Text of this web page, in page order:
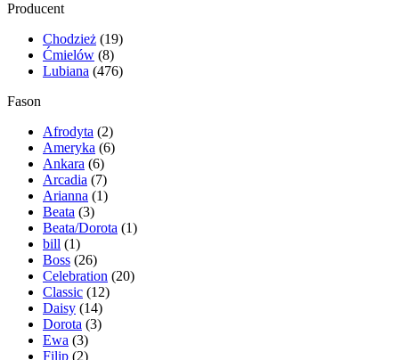
Producent
Chodzież (19)
Ćmielów (8)
Lubiana (476)
Fason
Afrodyta (2)
Ameryka (6)
Ankara (6)
Arcadia (7)
Arianna (1)
Beata (3)
Beata/Dorota (1)
bill (1)
Boss (26)
Celebration (20)
Classic (12)
Daisy (14)
Dorota (3)
Ewa (3)
Filip (2)